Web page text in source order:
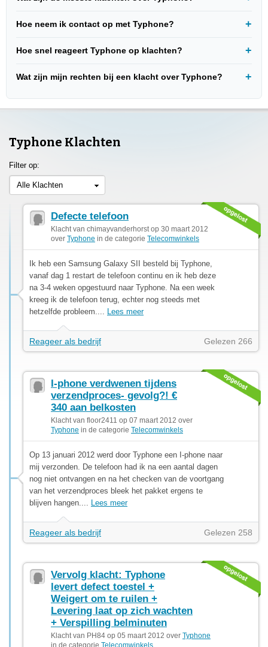
Hoe neem ik contact op met Typhone?
Hoe snel reageert Typhone op klachten?
Wat zijn mijn rechten bij een klacht over Typhone?
Typhone Klachten
Filter op:
Alle Klachten
Defecte telefoon
Klacht van chimayvanderhorst op 30 maart 2012
over Typhone in de categorie Telecomwinkels
Ik heb een Samsung Galaxy SII besteld bij Typhone,
vanaf dag 1 restart de telefoon continu en ik heb deze
na 3-4 weken opgestuurd naar Typhone. Na een week
kreeg ik de telefoon terug, echter nog steeds met
hetzelfde probleem.... Lees meer
Reageer als bedrijf Gelezen 266
I-phone verdwenen tijdens
verzendproces- gevolg?! €
340 aan belkosten
Klacht van floor2411 op 07 maart 2012 over
Typhone in de categorie Telecomwinkels
Op 13 januari 2012 werd door Typhone een I-phone naar
mij verzonden. De telefoon had ik na een aantal dagen
nog niet ontvangen en na het checken van de voortgang
van het verzendproces bleek het pakket ergens te
blijven hangen.... Lees meer
Reageer als bedrijf Gelezen 258
Vervolg klacht: Typhone
levert defect toestel +
Weigert om te ruilen +
Levering laat op zich wachten
+ Verspilling belminuten
Klacht van PH84 op 05 maart 2012 over Typhone
in de categorie Telecomwinkels